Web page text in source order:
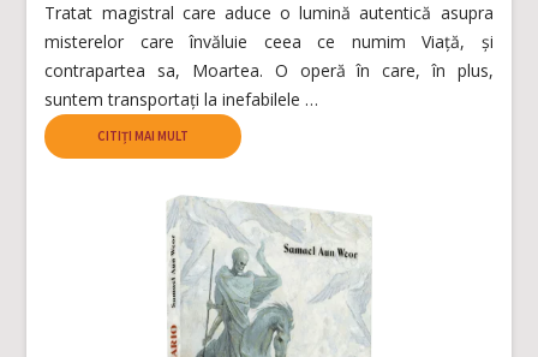
Tratat magistral care aduce o lumină autentică asupra
misterelor care învăluie ceea ce numim Viață, și
contrapartea sa, Moartea. O operă în care, în plus,
suntem transportați la inefabilele …
CITIȚI MAI MULT